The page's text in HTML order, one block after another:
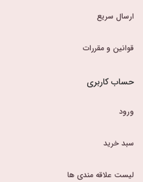
ارسال سریع
قوانین و مقررات
حساب کاربری
ورود
سبد خرید
لیست علاقه مندی ها